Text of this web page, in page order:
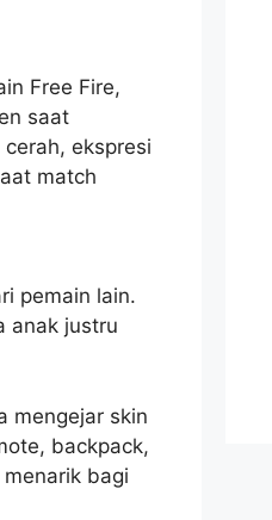
Free Fire,
saat
ekspresi
match
pemain lain.
anak justru
mengejar skin
backpack,
bagi